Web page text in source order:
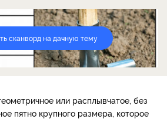
сканворд на дачную тему
или расплывчатое, без
пятно крупного размера, которое